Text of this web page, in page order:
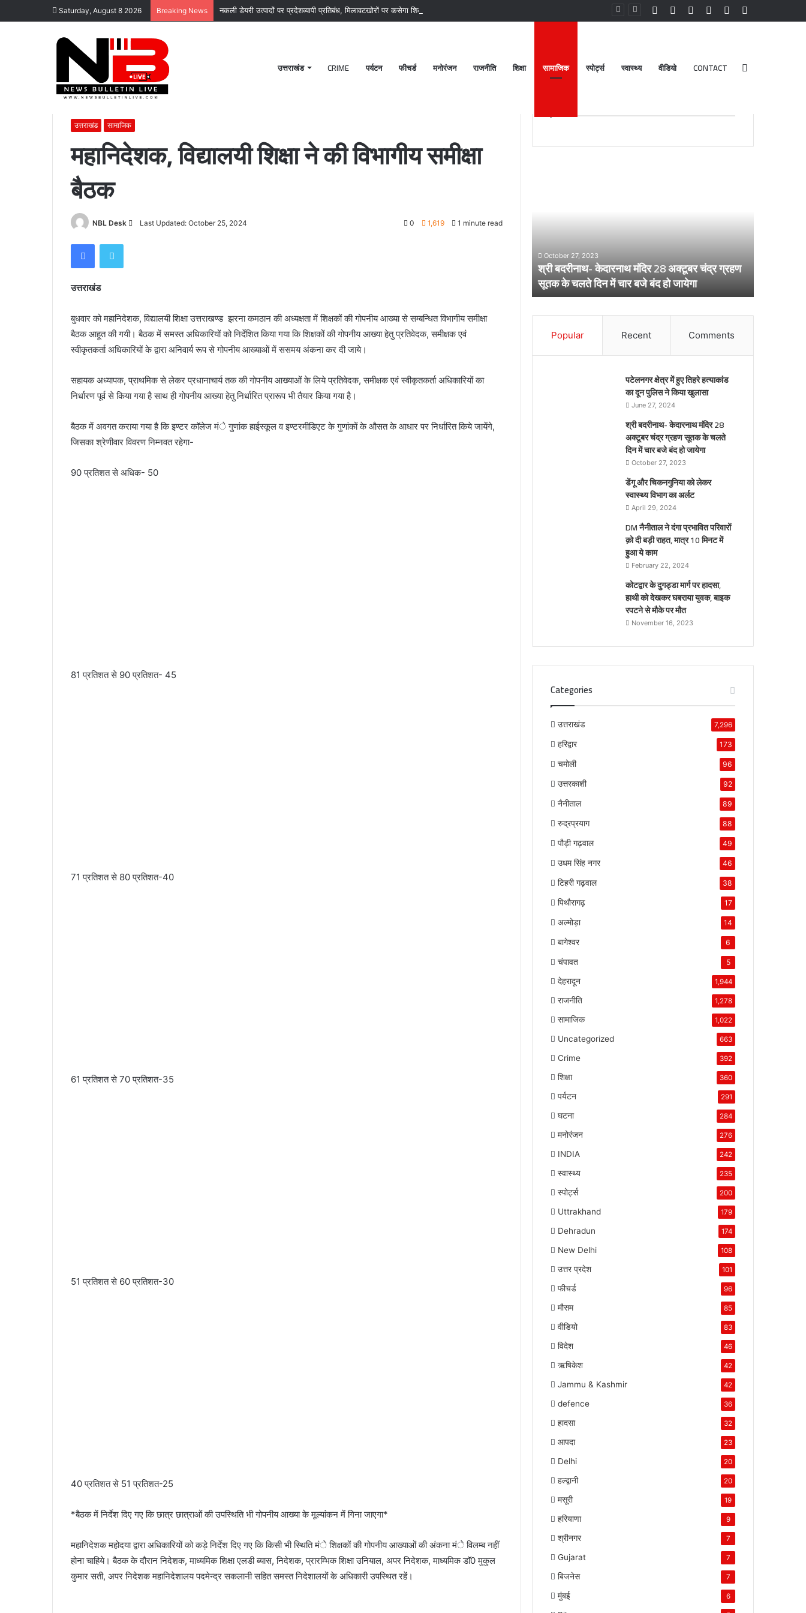
Saturday, August 8 2026 Breaking News नकली डेयरी उत्पादों पर प्रदेशव्यापी प्रतिबंध, मिलावटखोरों पर कसेगा शिकंजा
Random
Log
Instagram
YouTube
Facebook
उत्तराखंड CRIME पर्यटन फीचर्ड मनोरंजन राजनीति शिक्षा सामाजिक स्पोर्ट्स स्वास्थ्य वीडियो CONTACT
Home /सामाजिक /महानिदेशक, विद्यालयी शिक्षा ने की विभागीय समीक्षा बैठक
उत्तराखंड सामाजिक
महानिदेशक, विद्यालयी शिक्षा ने की विभागीय समीक्षा
बैठक
NBL Desk
Send
Last Updated: October 25, 2024 0 1,619 1 minute read
FacebookTwitter
उत्तराखंड
बुधवार को महानिदेशक, विद्यालयी शिक्षा उत्तराखण्ड झरना कमठान की अध्यक्षता में शिक्षकों की गोपनीय आख्या से सम्बन्धित विभागीय समीक्षा
बैठक आहूत की गयी। बैठक में समस्त अधिकारियों को निर्देशित किया गया कि शिक्षकों की गोपनीय आख्या हेतु प्रतिवेदक, समीक्षक एवं
स्वीकृतकर्ता अधिकारियों के द्वारा अनिवार्य रूप से गोपनीय आख्याओं में ससमय अंकना कर दी जाये।
सहायक अध्यापक, प्राथमिक से लेकर प्रधानाचार्य तक की गोपनीय आख्याओं के लिये प्रतिवेदक, समीक्षक एवं स्वीकृतकर्ता अधिकारियों का
निर्धारण पूर्व से किया गया है साथ ही गोपनीय आख्या हेतु निर्धारित प्रारूप भी तैयार किया गया है।
बैठक में अवगत कराया गया है कि इण्टर काॅलेज मंे गुणांक हाईस्कूल व इण्टरमीडिएट के गुणांकों के औसत के आधार पर निर्धारित किये जायेंगे,
जिसका श्रेणीवार विवरण निम्नवत रहेगा-
90 प्रतिशत से अधिक- 50
81 प्रतिशत से 90 प्रतिशत- 45
71 प्रतिशत से 80 प्रतिशत-40
61 प्रतिशत से 70 प्रतिशत-35
51 प्रतिशत से 60 प्रतिशत-30
40 प्रतिशत से 51 प्रतिशत-25
*बैठक में निर्देश दिए गए कि छात्र छात्राओं की उपस्थिति भी गोपनीय आख्या के मूल्यांकन में गिना जाएगा*
महानिदेशक महोदया द्वारा अधिकारियों को कड़े निर्देश दिए गए कि किसी भी स्थिति मंे शिक्षकों की गोपनीय आख्याओं की अंकना मंे विलम्ब नहीं
होना चाहिये। बैठक के दौरान निदेशक, माध्यमिक शिक्षा एलडी ब्यास, निदेशक, प्रारम्भिक शिक्षा उनियाल, अपर निदेशक, माध्यमिक डाॅ0 मुकुल
कुमार सती, अपर निदेशक महानिदेशालय पदमेन्द्र सकलानी सहित समस्त निदेशालयों के अधिकारी उपस्थित रहें।
के
दुगड्डा
पर
हाथी
देखकर
घबराया
रपटने
से
मौके
November 16, 2023
कोटद्वार के दुगड्डा मार्ग पर हादसा, हाथी को देखकर
घबराया युवक, बाइक रपटने से मौके पर मौत
ग्रहण
सूतक
के
चलते
October 27, 2023
श्री बदरीनाथ- केदारनाथ मंदिर 28 अक्टूबर चंद्र ग्रहण
सूतक के चलते दिन में चार बजे बंद हो जायेगा
Popular Recent Comments
पटेलनगर क्षेत्र में हुए तिहरे हत्याकांड
का दून पुलिस ने किया खुलासा
June 27, 2024
श्री बदरीनाथ- केदारनाथ मंदिर 28
अक्टूबर चंद्र ग्रहण सूतक के चलते
दिन में चार बजे बंद हो जायेगा
October 27, 2023
डेंगू और चिकनगुनिया को लेकर
स्वास्थ्य विभाग का अर्लट
April 29, 2024
DM नैनीताल ने दंगा प्रभावित परिवारों
क़ो दी बड़ी राहत, मात्र 10 मिनट में
हुआ ये काम
February 22, 2024
कोटद्वार के दुगड्डा मार्ग पर हादसा,
हाथी को देखकर घबराया युवक, बाइक
रपटने से मौके पर मौत
November 16, 2023
Categories
उत्तराखंड 7,296
हरिद्वार 173
चमोली 96
उत्तरकाशी 92
नैनीताल 89
रुद्रप्रयाग 88
पौड़ी गढ़वाल 49
उधम सिंह नगर 46
टिहरी गढ़वाल 38
पिथौरागढ़ 17
अल्मोड़ा 14
बागेश्वर 6
चंपावत 5
देहरादून 1,944
राजनीति 1,278
सामाजिक 1,022
Uncategorized 663
Crime 392
शिक्षा 360
पर्यटन 291
घटना 284
मनोरंजन 276
INDIA 242
स्वास्थ्य 235
स्पोर्ट्स 200
Uttrakhand 179
Dehradun 174
New Delhi 108
उत्तर प्रदेश 101
फीचर्ड 96
मौसम 85
वीडियो 83
विदेश 46
ऋषिकेश 42
Jammu & Kashmir 42
defence 36
हादसा 32
आपदा 23
Delhi 20
हल्द्वानी 20
मसूरी 19
हरियाणा 9
श्रीनगर 7
Gujarat 7
बिजनेस 7
मुंबई 6